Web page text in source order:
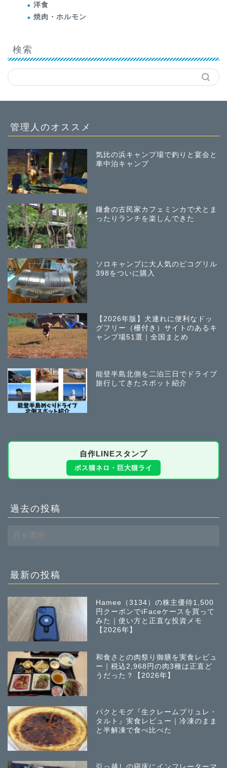
洋食
焼肉・ホルモン
検索
管理人のオススメ
気比の浜キャンプ場で釣りと宴会と
車中泊キャンプ
鎌倉の古民家カフェミンカで犬とま
ったりランチを楽しんできた
ソロキャンプに大人気のピコグリル
398をついに購入
【2026年版】犬連れに便利なドッ
グフリー（柵付き）サイトのあるキ
ャンプ場51選｜全国まとめ
能登半島北側を二泊三日でドライブ
旅行してきたスポット紹介
自作LINEスタンプ
ボス猫ネロ・巨大猫ライ
過去の投稿
去
稿
最新の投稿
Hamee（3134）の株主優待1,500
円クーポンでiFaceケースを買って
みた｜使い方と正直な投資メモ
【2026年】
和食さとの肉祭り御膳を実食レビュ
ー｜税込2,968円の肉3種は正直ど
うだった？【2026年】
パクとモグ『生クレームブリュレ・
タルト』実食レビュー｜冷凍のまま
と半解凍で食べ比べた